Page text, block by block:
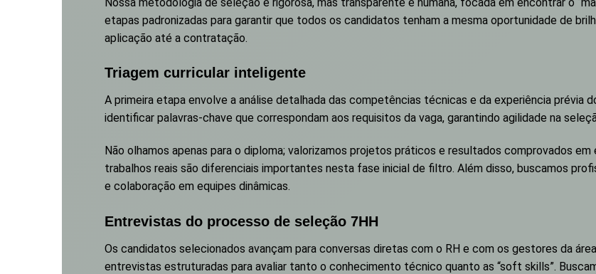
etapas padronizadas para garantir que todos os candidatos tenham a mesma oportunidade de
aplicação até a contratação.
Triagem curricular inteligente
A primeira etapa envolve a análise detalhada das competências técnicas e da experiência prévia
identificar palavras-chave que correspondam aos requisitos da vaga, garantindo agilidade na
Não olhamos apenas para o diploma; valorizamos projetos práticos e resultados comprovados
trabalhos reais são diferenciais importantes nesta fase inicial de filtro. Além disso, buscamos
e colaboração em equipes dinâmicas.
Entrevistas do processo de seleção 7HH
Os candidatos selecionados avançam para conversas diretas com o RH e com os gestores da
entrevistas estruturadas para avaliar tanto o conhecimento técnico quanto as “soft skills”.